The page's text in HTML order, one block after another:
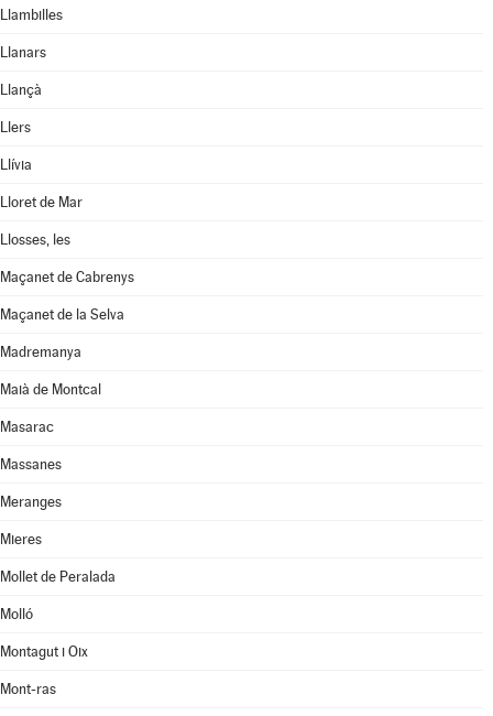
Llambilles
Llanars
Llançà
Llers
Llívia
Lloret de Mar
Llosses, les
Maçanet de Cabrenys
Maçanet de la Selva
Madremanya
Maià de Montcal
Masarac
Massanes
Meranges
Mieres
Mollet de Peralada
Molló
Montagut i Oix
Mont-ras